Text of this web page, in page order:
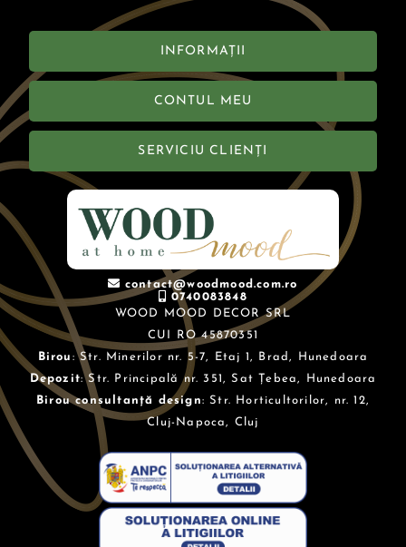
INFORMAȚII
CONTUL MEU
SERVICIU CLIENȚI
contact@woodmood.com.ro
0740083848
WOOD MOOD DECOR SRL
CUI RO 45870351
Birou : Str. Minerilor nr. 5-7, Etaj 1, Brad, Hunedoara
Depozit: Str. Principală nr. 351, Sat Țebea, Hunedoara
Birou consultanță design: Str. Horticultorilor, nr. 12,
Cluj-Napoca, Cluj